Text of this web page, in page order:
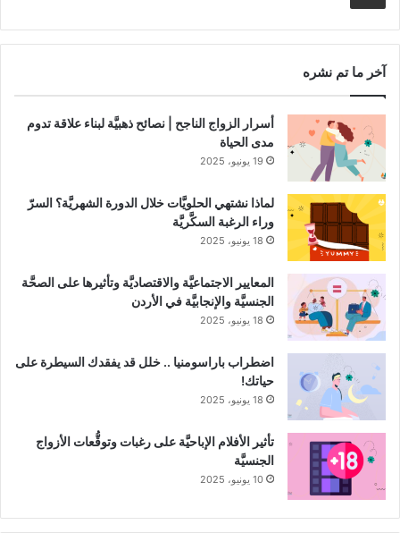
Channel
آخر ما تم نشره
أسرار الزواج الناجح | نصائح ذهبيَّة لبناء علاقة تدوم
مدى الحياة
19 يونيو، 2025
لماذا نشتهي الحلويَّات خلال الدورة الشهريَّة؟ السرّ
وراء الرغبة السكَّريَّة
18 يونيو، 2025
المعايير الاجتماعيَّة والاقتصاديَّة وتأثيرها على الصحَّة
الجنسيَّة والإنجابيَّة في الأردن
18 يونيو، 2025
اضطراب باراسومنيا .. خلل قد يفقدك السيطرة على
حياتك!
18 يونيو، 2025
تأثير الأفلام الإباحيَّة على رغبات وتوقُّعات الأزواج
الجنسيَّة
10 يونيو، 2025